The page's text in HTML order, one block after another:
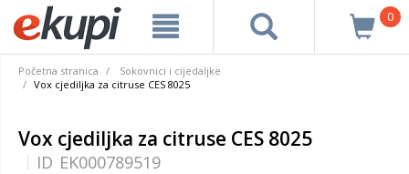
0
Početna stranica
Sokovnici i cijedaljke
Vox cjediljka za citruse CES 8025
Vox cjediljka za citruse CES 8025
ID EK000789519